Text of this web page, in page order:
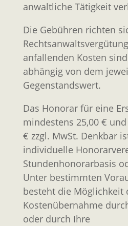
anwaltliche Tätigkeit
Die Gebühren richten
anfallenden Kosten
abhängig von dem
Gegenstandswert.
Das Honorar für eine
mindestens 25,00 €
€ zzgl. MwSt. Denkbar
individuelle
Stundenhonorarbasis
Unter bestimmten
besteht die Möglichkeit
Kostenübernahme
oder durch Ihre